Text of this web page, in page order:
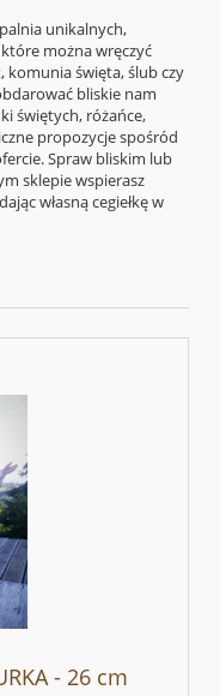
unikalnych,
można wręczyć
komunia święta, ślub czy
bliskie nam
świętych, różańce,
propozycje spośród
Spraw bliskim lub
sklepie wspierasz
własną cegiełkę w
- 26 cm